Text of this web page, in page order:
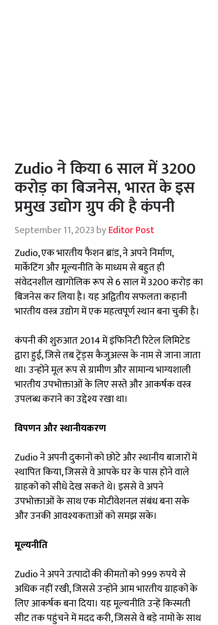
Zudio ने किया 6 साल में 3200
करोड़ का बिजनेस, भारत के इस
प्रमुख उद्योग ग्रुप की है कंपनी
September 11, 2023byEditor Post
Zudio, एक भारतीय फैशन ब्रांड, ने अपने निर्माण,
मार्केटिंग और मूल्यनीति के माध्यम से बहुत ही
संवेदनशील खागोलिक रूप से 6 साल में 3200 करोड़ का
बिजनेस कर लिया है। यह अद्वितीय सफलता कहानी
भारतीय वस्त्र उद्योग में एक महत्वपूर्ण स्थान बना चुकी है।
कंपनी की शुरुआत 2014 में इंफिनिटी रिटेल लिमिटेड
द्वारा हुई, जिसे तब ट्रेंड्स कैजुअल्स के नाम से जाना जाता
था। उन्होंने मूल रूप से ग्रामीण और सामान्य भाग्यशाली
भारतीय उपभोक्ताओं के लिए सस्ते और आकर्षक वस्त्र
उपलब्ध कराने का उद्देश्य रखा था।
विपणन और स्थानीयकरण
Zudio ने अपनी दुकानों को छोटे और स्थानीय बाजारों में
स्थापित किया, जिससे वे आपके घर के पास होने वाले
ग्राहकों को सीधे देख सकते थे। इससे वे अपने
उपभोक्ताओं के साथ एक मोटीवेशनल संबंध बना सके
और उनकी आवश्यकताओं को समझ सके।
मूल्यनीति
Zudio ने अपने उत्पादों की कीमतों को 999 रुपये से
अधिक नहीं रखी, जिससे उन्होंने आम भारतीय ग्राहकों के
लिए आकर्षक बना दिया। यह मूल्यनीति उन्हें किस्मती
सीट तक पहुंचने में मदद करी, जिससे वे बड़े नामों के साथ